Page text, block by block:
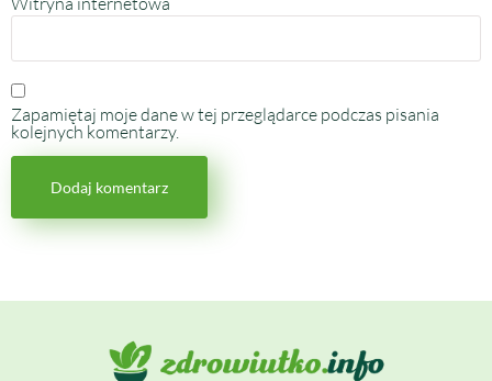
Zapamiętaj moje dane w tej przeglądarce podczas pisania
kolejnych komentarzy.